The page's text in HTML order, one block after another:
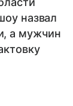
назвал
а мужчин